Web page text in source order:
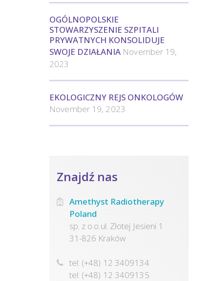
OGÓLNOPOLSKIE
STOWARZYSZENIE SZPITALI
PRYWATNYCH KONSOLIDUJE
SWOJE DZIAŁANIA November 19,
2023
EKOLOGICZNY REJS ONKOLOGÓW
November 19, 2023
Znajdź nas
Amethyst Radiotherapy
Poland
sp. z o.o.ul. Złotej Jesieni 1
31-826 Kraków
tel: (+48) 12 3409134
tel: (+48) 12 3409135